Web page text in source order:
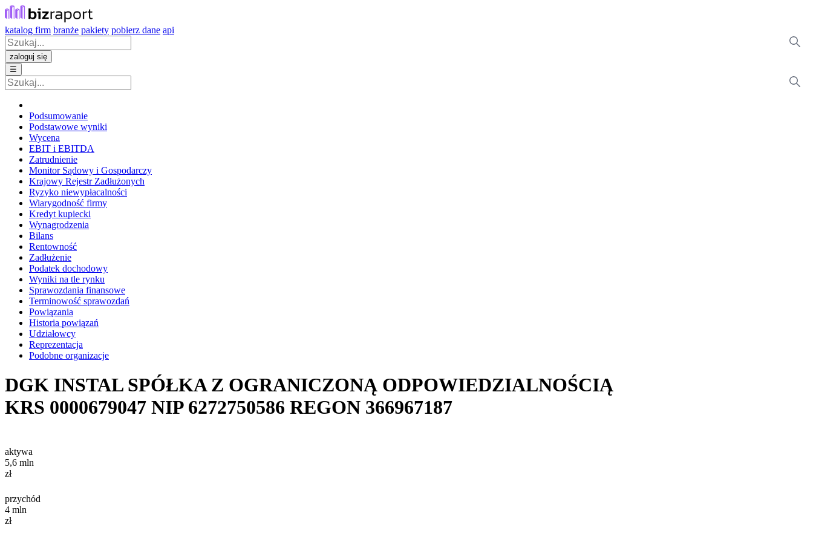
katalog firm branże pakiety pobierz dane api
zaloguj się
☰
Podsumowanie
Podstawowe wyniki
Wycena
EBIT i EBITDA
Zatrudnienie
Monitor Sądowy i Gospodarczy
Krajowy Rejestr Zadłużonych
Ryzyko niewypłacalności
Wiarygodność firmy
Kredyt kupiecki
Wynagrodzenia
Bilans
Rentowność
Zadłużenie
Podatek dochodowy
Wyniki na tle rynku
Sprawozdania finansowe
Terminowość sprawozdań
Powiązania
Historia powiązań
Udziałowcy
Reprezentacja
Podobne organizacje
DGK INSTAL SPÓŁKA Z OGRANICZONĄ ODPOWIEDZIALNOŚCIĄ
KRS 0000679047 NIP 6272750586 REGON 366967187
aktywa
5,6 mln
zł
przychód
4 mln
zł